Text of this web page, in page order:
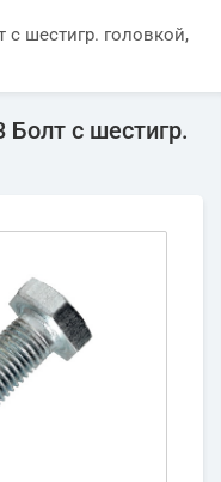
с шестигр. головкой,
с шестигр.